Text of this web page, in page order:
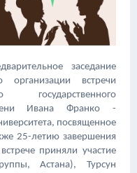
заседание
организации встречи
государственного
Ивана Франко -
посвященное
25-летию завершения
приняли участие
Астана), Турсун